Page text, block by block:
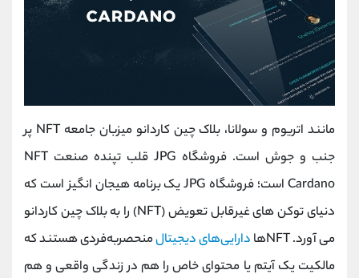
مانند اتریوم و سولانا، بلاک چین کاردانو میزبان جامعه NFT پر
جنب و جوش است. فروشگاه JPG قلب تپنده صنعت NFT
Cardano است؛ فروشگاه JPG یک برنامه هیجان انگیز است که
دنیای توکن های غیرقابل تعویض (NFT) را به بلاک چین کاردانو
می آورد. NFTها
دارایی‌های دیجیتالمنحصربه‌فردی هستند که
مالکیت یک آیتم یا محتوای خاص را هم در زندگی واقعی و هم